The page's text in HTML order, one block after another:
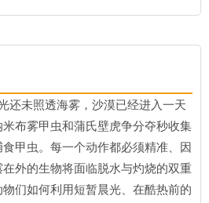
还未照透海雾，沙漠已经进入一天
布雾甲虫和蒲氏壁虎争分夺秒收集
甲虫。每一个动作都必须精准、因
外的生物将面临脱水与灼烧的双重
们如何利用短暂晨光、在酷热前的